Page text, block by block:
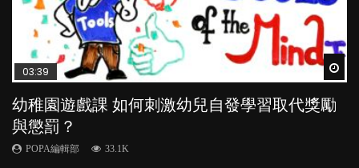
03:39
幼稚園遊戲課 如何刺激幼兒自發學習取代獎勵
與懲罰？
POPA編輯部 33.1K
04:59
幼兒playgroup真係玩耍中學習？研究指BB 15個
月大前上堂不見效果
POPA編輯部 47.1K
03:02
老公患產後憂鬱症對BB的影響
POPA編輯部
04:18
凡事以BB為中心，就係好爸媽？｜別忽視父母
的身心虛耗
POPA編輯部 31.5K
04:06
全職好？在職好？｜全職媽媽與在職媽媽的壓
力與價值
POPA編輯部 25.8K